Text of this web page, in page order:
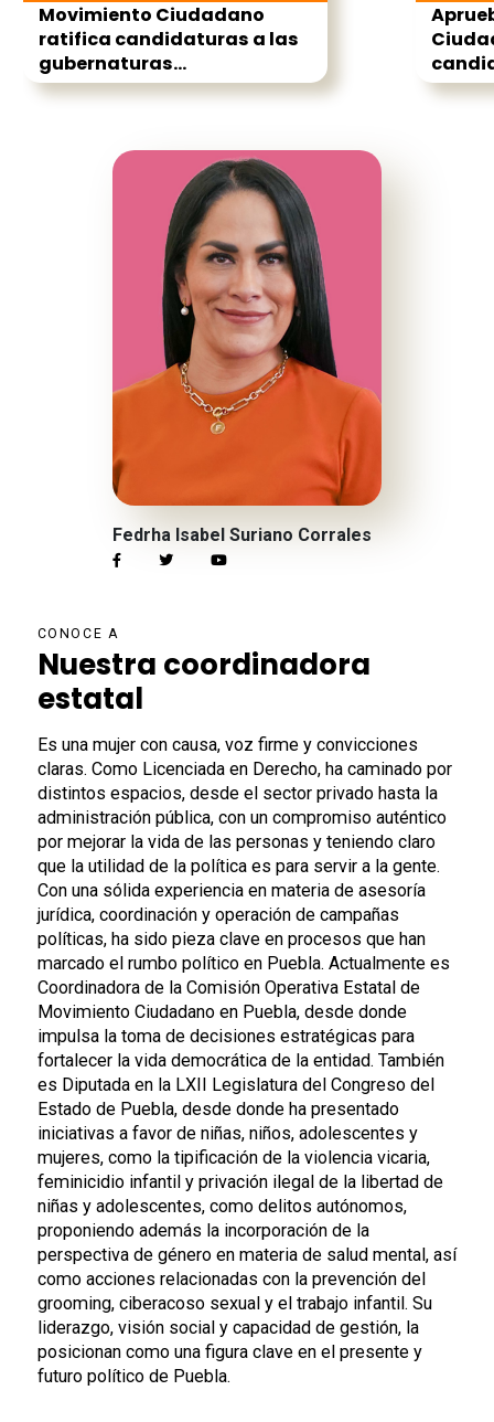
Movimiento Ciudadano
ratifica candidaturas a las
gubernaturas...
Fedrha Isabel Suriano Corrales
CONOCE A
Nuestra coordinadora
estatal
Es una mujer con causa, voz firme y convicciones
claras. Como Licenciada en Derecho, ha caminado por
distintos espacios, desde el sector privado hasta la
administración pública, con un compromiso auténtico
por mejorar la vida de las personas y teniendo claro
que la utilidad de la política es para servir a la gente.
Con una sólida experiencia en materia de asesoría
jurídica, coordinación y operación de campañas
políticas, ha sido pieza clave en procesos que han
marcado el rumbo político en Puebla. Actualmente es
Coordinadora de la Comisión Operativa Estatal de
Movimiento Ciudadano en Puebla, desde donde
impulsa la toma de decisiones estratégicas para
fortalecer la vida democrática de la entidad. También
es Diputada en la LXII Legislatura del Congreso del
Estado de Puebla, desde donde ha presentado
iniciativas a favor de niñas, niños, adolescentes y
mujeres, como la tipificación de la violencia vicaria,
feminicidio infantil y privación ilegal de la libertad de
niñas y adolescentes, como delitos autónomos,
proponiendo además la incorporación de la
perspectiva de género en materia de salud mental, así
como acciones relacionadas con la prevención del
grooming, ciberacoso sexual y el trabajo infantil. Su
liderazgo, visión social y capacidad de gestión, la
posicionan como una figura clave en el presente y
futuro político de Puebla.